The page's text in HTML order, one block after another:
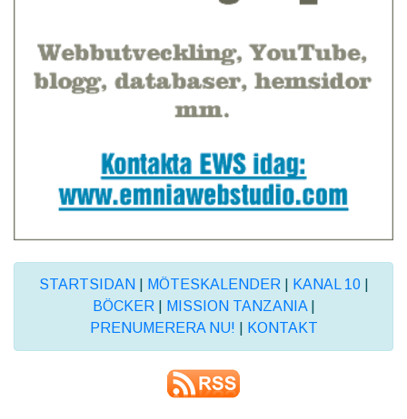
STARTSIDAN MÖTESKALENDER KANAL 10|
BÖCKER
MISSION TANZANIA|
PRENUMERERA NU!
KONTAKT